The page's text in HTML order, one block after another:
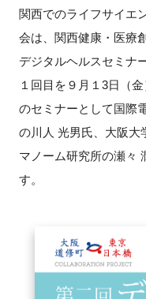
イベント
プログラム
ニュース・掲示板
特別会員
施設・アクセス
関西でのライフサイエ
会は、関西健康・医療
デジタルヘルスセミナ
１回目を９月１3日（
のセミナーとして国際
の川人 光男氏、大阪
マノーム研究所の瀬々
す。